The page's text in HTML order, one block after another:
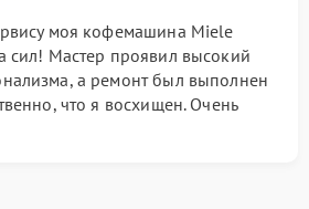
моя кофемашина Miele
сил! Мастер проявил высокий
а ремонт был выполнен
что я восхищен. Очень